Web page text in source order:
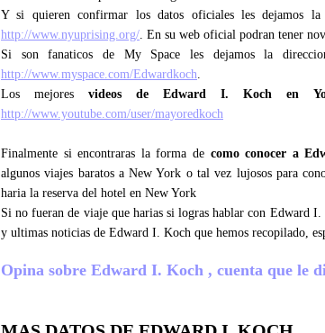
Y si quieren confirmar los datos oficiales les dejamos
http://www.nyuprising.org/. En su web oficial podran tener
Si son fanaticos de My Space les dejamos la
http://www.myspace.com/Edwardkoch.
Los mejoresvideos de Edward I. Koch en
http://www.youtube.com/user/mayoredkoch
Finalmente si encontraras la forma de como conocer a
algunos viajes baratos a New York o tal vez lujosos para
haria la reserva del hotel en New York
Si no fueran de viaje que harias si logras hablar con Edward
y ultimas noticias de Edward I. Koch que hemos recopilado,
Opina sobre Edward I. Koch , cuenta que le